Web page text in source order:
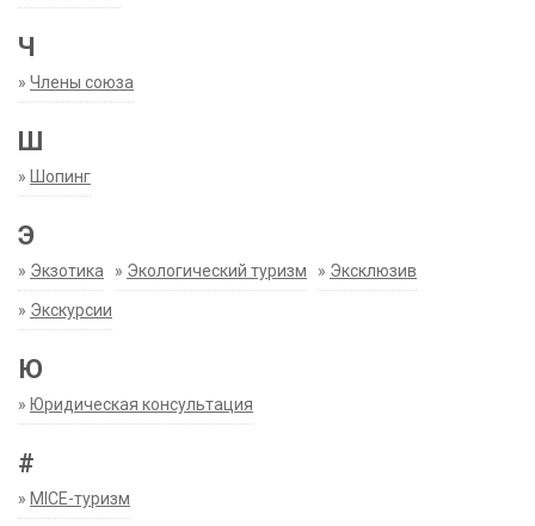
Ч
» Члены союза
Ш
» Шопинг
Э
» Экзотика » Экологический туризм » Эксклюзив
» Экскурсии
Ю
» Юридическая консультация
#
» MICE-туризм